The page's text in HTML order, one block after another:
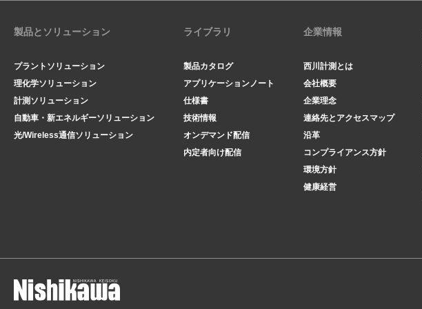
製品とソリューション
プラントソリューション
理化学ソリューション
計測ソリューション
自動車・新エネルギーソリューション
光/Wireless通信ソリューション
ライブラリ
製品カタログ
アプリケーションノート
仕様書
技術情報
オンデマンド配信
内定者向け配信
企業情報
西川計測とは
会社概要
企業理念
連絡先とアクセスマップ
沿革
コンプライアンス方針
環境方針
健康経営